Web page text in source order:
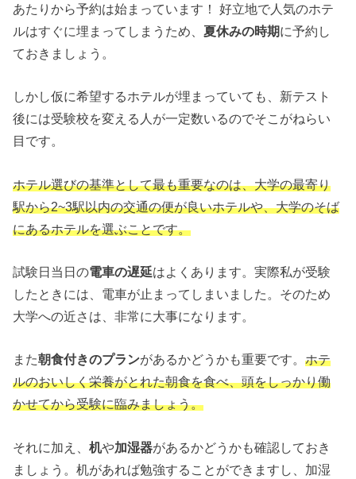
あたりから予約は始まっています！ 好立地で人気のホテ
ルはすぐに埋まってしまうため、夏休みの時期に予約し
ておきましょう。
しかし仮に希望するホテルが埋まっていても、新テスト
後には受験校を変える人が一定数いるのでそこがねらい
目です。
ホテル選びの基準として最も重要なのは、大学の最寄り
駅から2~3駅以内の交通の便が良いホテルや、大学のそば
にあるホテルを選ぶことです。
試験日当日の電車の遅延はよくあります。実際私が受験
したときには、電車が止まってしまいました。そのため
大学への近さは、非常に大事になります。
また朝食付きのプランがあるかどうかも重要です。ホテ
ルのおいしく栄養がとれた朝食を食べ、頭をしっかり働
かせてから受験に臨みましょう。
それに加え、机や加湿器があるかどうかも確認しておき
ましょう。机があれば勉強することができますし、加湿